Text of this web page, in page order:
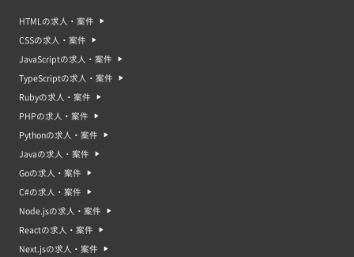
HTMLの求人・案件
CSSの求人・案件
JavaScriptの求人・案件
TypeScriptの求人・案件
Rubyの求人・案件
PHPの求人・案件
Pythonの求人・案件
Javaの求人・案件
Goの求人・案件
C#の求人・案件
Node.jsの求人・案件
Reactの求人・案件
Next.jsの求人・案件